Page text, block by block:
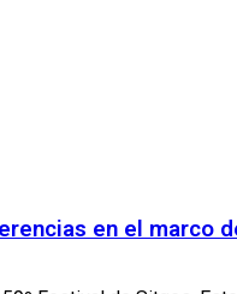
en el marco